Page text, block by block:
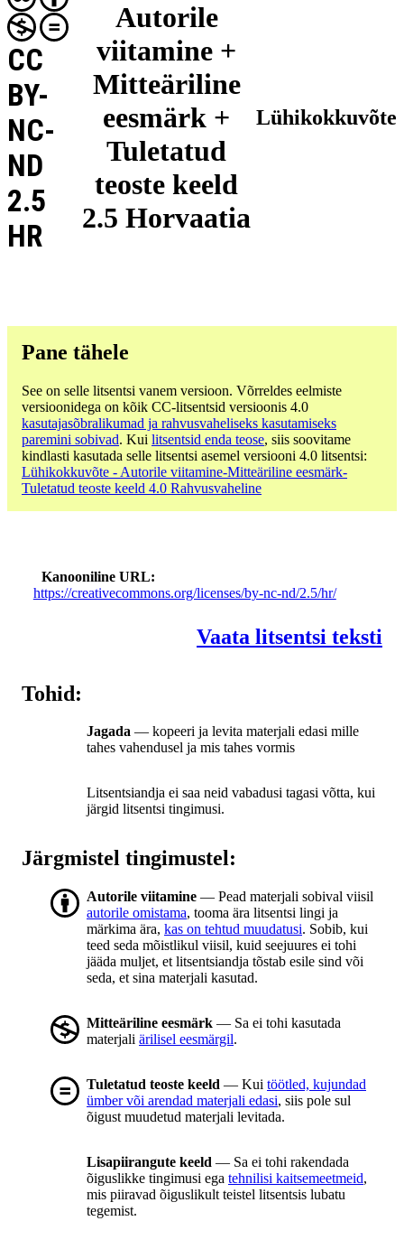
Autorile
viitamine +
Mitteäriline
eesmärk +
Tuletatud
teoste keeld
2.5 Horvaatia
CC
BY-
NC-
ND
2.5
HR
Lühikokkuvõte
Pane tähele
See on selle litsentsi vanem versioon. Võrreldes eelmiste
versioonidega on kõik CC-litsentsid versioonis 4.0
kasutajasõbralikumad ja rahvusvaheliseks kasutamiseks
paremini sobivad. Kui litsentsid enda teose, siis soovitame
kindlasti kasutada selle litsentsi asemel versiooni 4.0 litsentsi:
Lühikokkuvõte - Autorile viitamine-Mitteäriline eesmärk-
Tuletatud teoste keeld 4.0 Rahvusvaheline
Kanooniline URL
https://creativecommons.org/licenses/by-nc-nd/2.5/hr/
Vaata litsentsi teksti
Tohid:
Jagada — kopeeri ja levita materjali edasi mille
tahes vahendusel ja mis tahes vormis
Litsentsiandja ei saa neid vabadusi tagasi võtta, kui
järgid litsentsi tingimusi.
Järgmistel tingimustel:
Autorile viitamine — Pead materjali sobival viisil
autorile omistama, tooma ära litsentsi lingi ja
märkima ära, kas on tehtud muudatusi. Sobib, kui
teed seda mõistlikul viisil, kuid seejuures ei tohi
jääda muljet, et litsentsiandja tõstab esile sind või
seda, et sina materjali kasutad.
Mitteäriline eesmärk — Sa ei tohi kasutada
materjali ärilisel eesmärgil.
Tuletatud teoste keeld — Kui töötled, kujundad
ümber või arendad materjali edasi, siis pole sul
õigust muudetud materjali levitada.
Lisapiirangute keeld — Sa ei tohi rakendada
õiguslikke tingimusi ega tehnilisi kaitsemeetmeid,
mis piiravad õiguslikult teistel litsentsis lubatu
tegemist.